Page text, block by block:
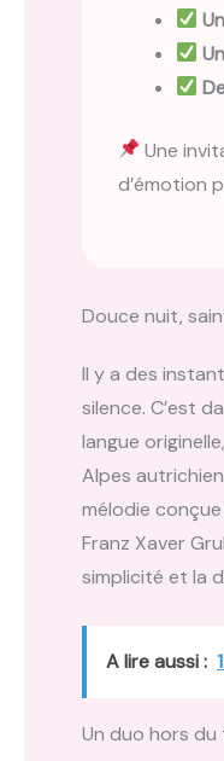
Une
d’émotion
Douce nuit,
Il y a des
silence. C’est
langue
Alpes
mélodie
Franz Xaver
simplicité et la
A lire aussi :
Un duo hors